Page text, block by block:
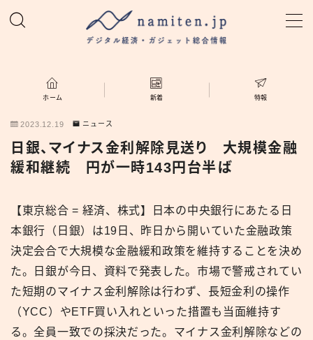
ホーム
新着
namiten.jp
ホーム 新着 特報
2023.12.19 ニュース
日銀、マイナス金利解除見送り 大規模金融
緩和継続 円が一時143円台半ば
【東京総合 = 経済、株式】日本の中央銀行にあたる日
本銀行（日銀）は19日、昨日から開いていた金融政策
決定会合で大規模な金融緩和政策を維持することを決め
た。日銀が今日、資料で発表した。市場で警戒されてい
た短期のマイナス金利解除は行わず、長短金利の操作
（YCC）やETF買い入れといった措置も当面維持す
る。全員一致での採決だった。マイナス金利解除などの